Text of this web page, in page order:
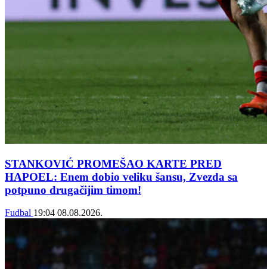
STANKOVIĆ PROMEŠAO KARTE PRED
HAPOEL: Enem dobio veliku šansu, Zvezda sa
potpuno drugačijim timom!
Fudbal 19:04 08.08.2026.